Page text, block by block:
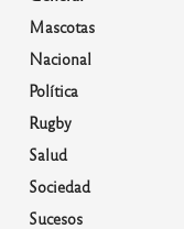
Mascotas
Nacional
Política
Rugby
Salud
Sociedad
Sucesos